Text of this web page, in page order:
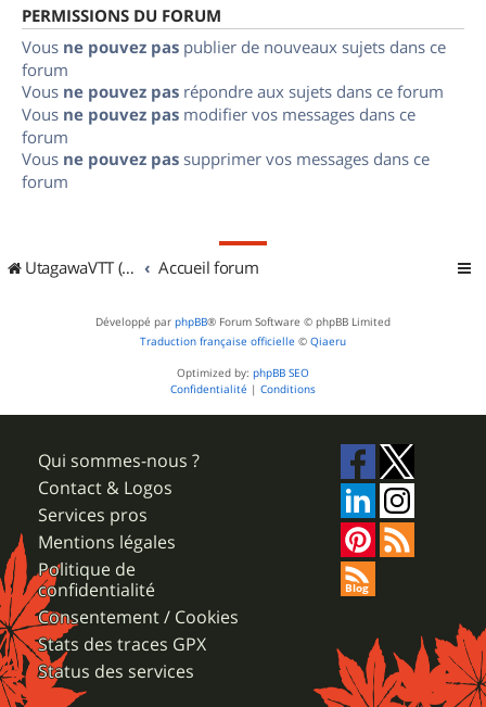
PERMISSIONS DU FORUM
Vous ne pouvez pas publier de nouveaux sujets dans ce
forum
Vous ne pouvez pas répondre aux sujets dans ce forum
Vous ne pouvez pas modifier vos messages dans ce
forum
Vous ne pouvez pas supprimer vos messages dans ce
forum
UtagawaVTT (Randos VTT et VTTAE avec traces GPS) Accueil forum
Développé par phpBB® Forum Software © phpBB Limited
Traduction française officielle © Qiaeru
Optimized by: phpBB SEO
Confidentialité | Conditions
Qui sommes-nous ?
Contact & Logos
Services pros
Mentions légales
Politique de
confidentialité
Consentement / Cookies
Stats des traces GPX
Status des services